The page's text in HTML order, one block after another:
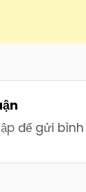
để gửi bình